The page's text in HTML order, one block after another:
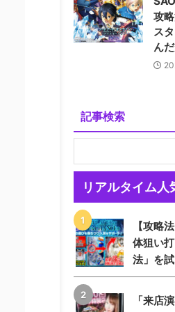
攻
ス
ん
記事検索
リアルタイム人
【攻略
体狙い
法」を
「来店